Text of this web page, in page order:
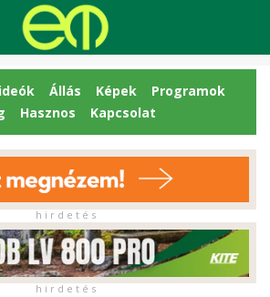
Állás Képek
Programok
Hasznos Kapcsolat
h i r d e t é s
h i r d e t é s